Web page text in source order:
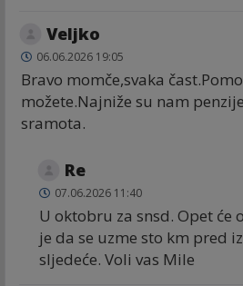
Veljko
06.06.2026 19:05
Bravo momče,svaka
možete.Najniže su nam
sramota.
Re
07.06.2026 11:40
U oktobru za snsd. Opet će
je da se uzme sto km pred
sljedeće. Voli vas Mile